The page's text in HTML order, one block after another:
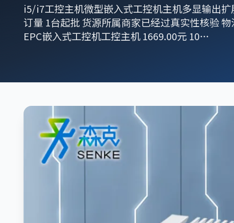
i5/i7工控主机微型嵌入式工控机主机多显输出
订量 1台起批 货源所属商家已经过真实性核验
EPC嵌入式工控机工控主机 1669.00元 10…